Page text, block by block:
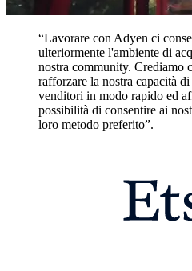
“Lavorare con Adyen ci
ulteriormente l'ambiente di
nostra community. Crediamo
rafforzare la nostra capacità
venditori in modo rapido ed
possibilità di consentire ai
loro metodo preferito”.